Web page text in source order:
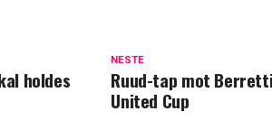
NESTE
Ruud-tap mot
United Cup
holdes